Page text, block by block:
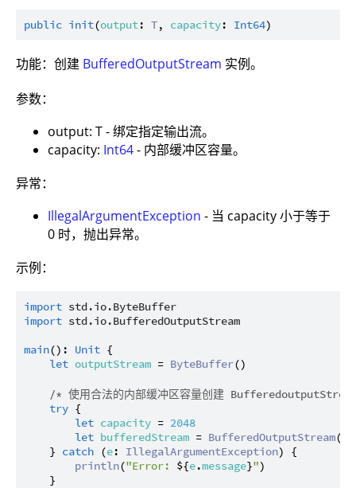
public init(output: T, capacity: Int64
功能：创建 BufferedOutputStream 实例。
参数：
output: T - 绑定指定输出流。
capacity: Int64- 内部缓冲区容量。
异常：
IllegalArgumentException - 当 capacity 小于等于
0 时，抛出异常。
示例：
import std.io.ByteBuffer
import std.io.BufferedOutputStream
main(): Unit {
let outputStream = ByteBuffer()
/* 使用合法的内部缓冲区容量创建
try {
let capacity = 2048
let bufferedStream = BufferedOutputStream(
    }
catch (e: IllegalArgumentException) {
println("Error: ${e.message}")
    }